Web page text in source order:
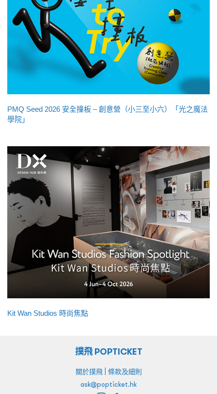
PMQ Seed 2026 安全撞板 – 創意營（小三至小六）「光之魔法
學院」
Kit Wan Studios 時尚焦點
撲飛 POPTICKET
關於撲飛| 條款及細則
ask@popticket.hk